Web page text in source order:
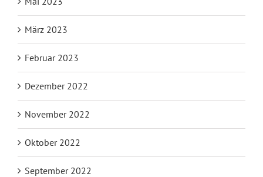
März 2023
Februar 2023
Dezember 2022
November 2022
Oktober 2022
September 2022